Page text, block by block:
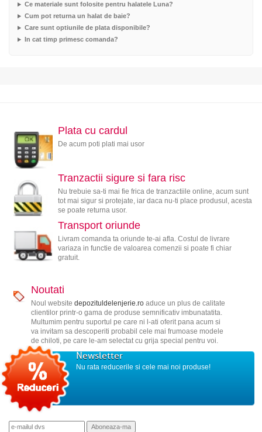
Ce materiale sunt folosite pentru halatele Luna?
Cum pot returna un halat de baie?
Care sunt optiunile de plata disponibile?
In cat timp primesc comanda?
Plata cu cardul
De acum poti plati mai usor
Tranzactii sigure si fara risc
Nu trebuie sa-ti mai fie frica de tranzactiile online, acum sunt
tot mai sigur si protejate, iar daca nu-ti place produsul, acesta
se poate returna usor.
Transport oriunde
Livram comanda ta oriunde te-ai afla. Costul de livrare
variaza in functie de valoarea comenzii si poate fi chiar
gratuit.
Noutati
Noul website depozituldelenjerie.roaduce un plus de calitate
clientilor printr-o gama de produse semnificativ imbunatatita.
Multumim pentru suportul pe care ni l-ati oferit pana acum si
va invitam sa descoperiti probabil cele mai frumoase modele
de chiloti, pe care le-am selectat cu grija special pentru voi.
Newsletter
Nu rata reducerile si cele mai noi produse!